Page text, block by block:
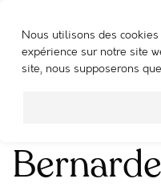
Nous utilisons des
expérience sur notre site
site, nous supposerons
WOOSHING